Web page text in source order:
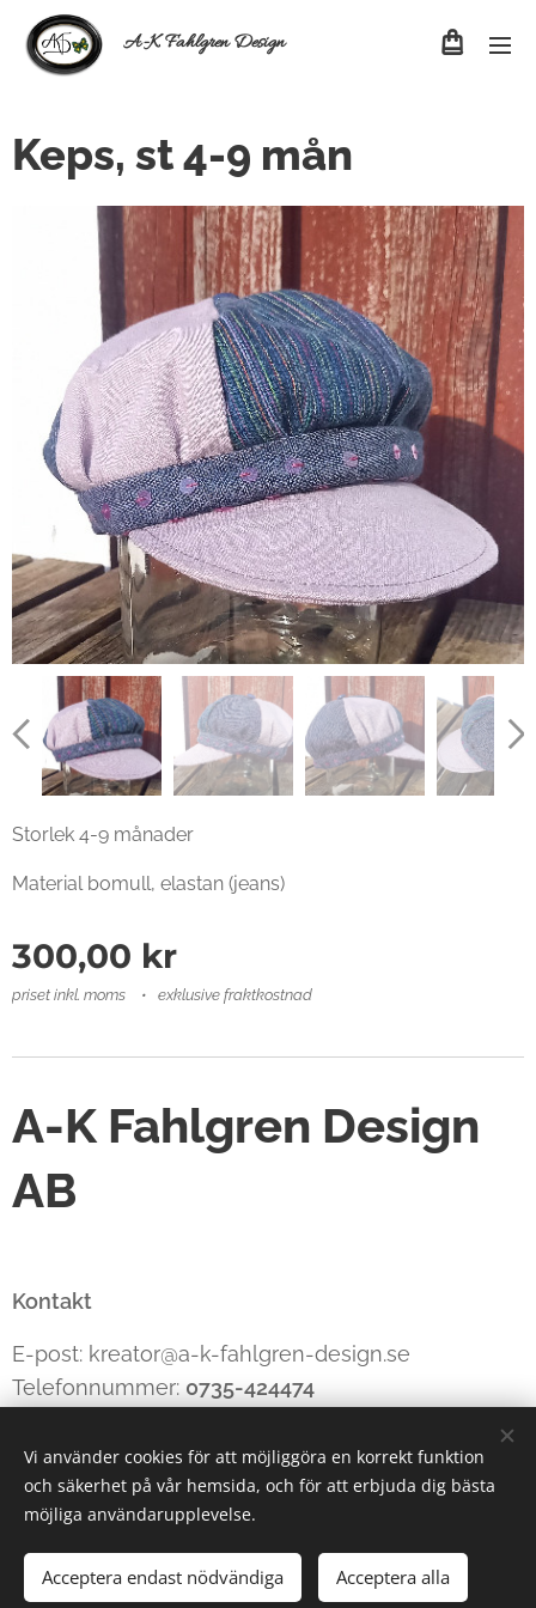
A-K Fahlgren Design
Keps, st 4-9 mån
Storlek 4-9 månader
Material bomull, elastan (jeans)
300,00 kr
priset inkl. moms exklusive fraktkostnad
Tillfälligt slut
A-K Fahlgren Design
AB
Kontakt
E-post: kreator@a-k-fahlgren-design.se
Telefonnummer: 0735-424474
Cookies
Vi använder cookies för att möjliggöra en korrekt funktion
och säkerhet på vår hemsida, och för att erbjuda dig bästa
möjliga användarupplevelse.
Acceptera endast nödvändiga Acceptera alla